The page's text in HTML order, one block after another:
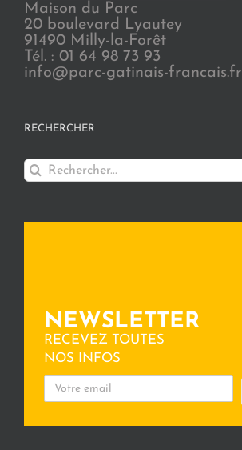
Maison du Parc
20 boulevard Lyautey
91490 Milly-la-Forêt
Tél. : 01 64 98 73 93
info@parc-gatinais-francais.fr
RECHERCHER
Rechercher:
NEWSLETTER
RECEVEZ TOUTES
NOS INFOS